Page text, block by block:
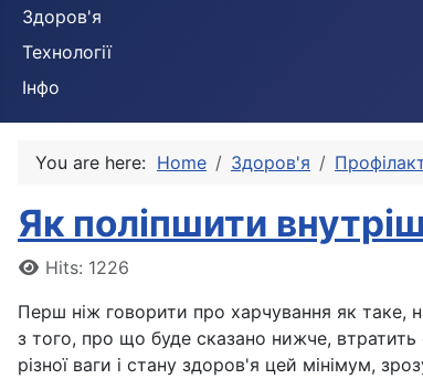
Здоров'я
Технології
Інфо
You are here: Home Здоров'я
Як поліпшити
DetailsHits: 1226
Перш ніж говорити про харчування як таке,
з того, про що буде сказано нижче, втратить
різної ваги і стану здоров'я цей мінімум,